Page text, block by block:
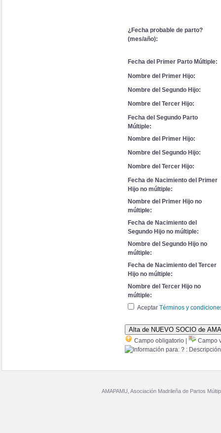
¿Fecha probable de parto?
(mes/año):
Fecha del Primer Parto Múltiple:
Nombre del Primer Hijo:
Nombre del Segundo Hijo:
Nombre del Tercer Hijo:
Fecha del Segundo Parto
Múltiple:
Nombre del Primer Hijo:
Nombre del Segundo Hijo:
Nombre del Tercer Hijo:
Fecha de Nacimiento del Primer
Hijo no múltiple:
Nombre del Primer Hijo no
múltiple:
Fecha de Nacimiento del
Segundo Hijo no múltiple:
Nombre del Segundo Hijo no
múltiple:
Fecha de Nacimiento del Tercer
Hijo no múltiple:
Nombre del Tercer Hijo no
múltiple:
Aceptar Términos y
Campo obligatorio | Campo
AMAPAMU, Asociación Madrileña de Partos